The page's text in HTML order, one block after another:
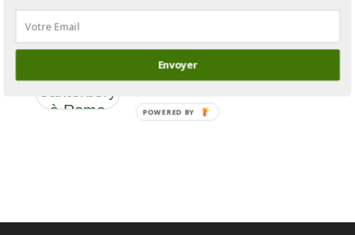
Via
Francigena
à Rome
Envoyer
POWERED BY